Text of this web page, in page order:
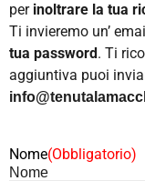
per inoltrare la tua
Ti invieremo un’
tua password. Ti
aggiuntiva puoi
Nome(Obbligatorio)
Nome